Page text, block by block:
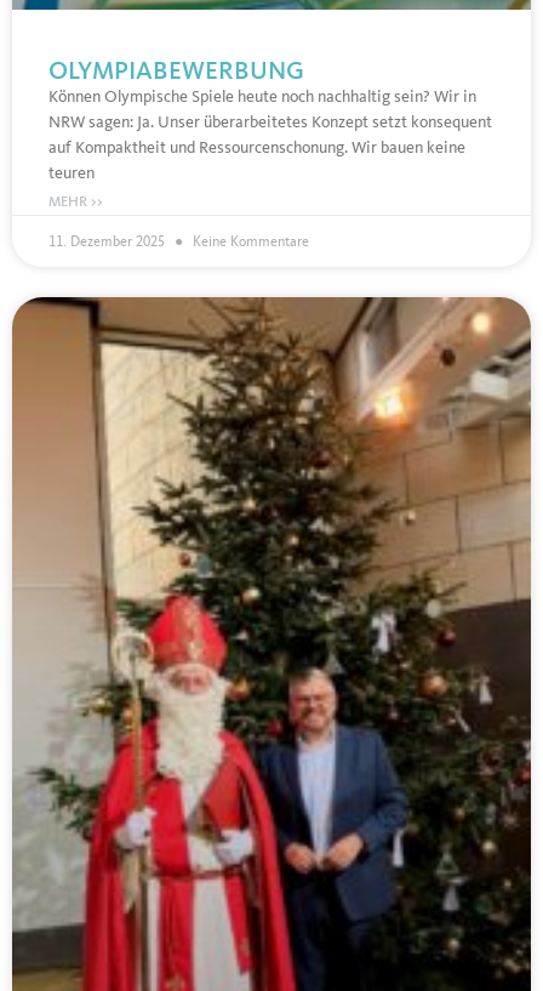
OLYMPIABEWERBUNG
Können Olympische Spiele heute noch nachhaltig sein? Wir in
NRW sagen: Ja. Unser überarbeitetes Konzept setzt konsequent
auf Kompaktheit und Ressourcenschonung. Wir bauen keine
teuren
MEHR >>
11. Dezember 2025 Keine Kommentare